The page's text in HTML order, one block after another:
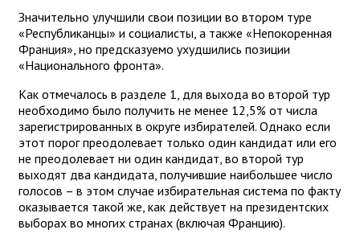
Значительно улучшили свои позиции во втором туре
«Республиканцы» и социалисты, а также «Непокоренная
Франция», но предсказуемо ухудшились позиции
«Национального фронта».
Как отмечалось в разделе 1, для выхода во второй тур
необходимо было получить не менее 12,5% от числа
зарегистрированных в округе избирателей. Однако если
этот порог преодолевает только один кандидат или его
не преодолевает ни один кандидат, во второй тур
выходят два кандидата, получившие наибольшее число
голосов – в этом случае избирательная система по факту
оказывается такой же, как действует на президентских
выборах во многих странах (включая Францию).